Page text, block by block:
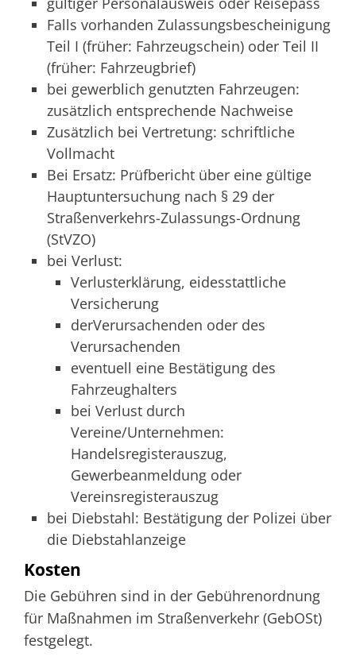
Falls vorhanden Zulassungsbescheinigung
Teil I (früher: Fahrzeugschein) oder Teil II
(früher: Fahrzeugbrief)
bei gewerblich genutzten Fahrzeugen:
zusätzlich entsprechende Nachweise
Zusätzlich bei Vertretung: schriftliche
Vollmacht
Bei Ersatz: Prüfbericht über eine gültige
Hauptuntersuchung nach § 29 der
Straßenverkehrs-Zulassungs-Ordnung
(StVZO)
bei Verlust:
Verlusterklärung, eidesstattliche
Versicherung
derVerursachenden oder des
Verursachenden
eventuell eine Bestätigung des
Fahrzeughalters
bei Verlust durch
Vereine/Unternehmen:
Handelsregisterauszug,
Gewerbeanmeldung oder
Vereinsregisterauszug
bei Diebstahl: Bestätigung der Polizei über
die Diebstahlanzeige
Kosten
Die Gebühren sind in der Gebührenordnung
für Maßnahmen im Straßenverkehr (GebOSt)
festgelegt.